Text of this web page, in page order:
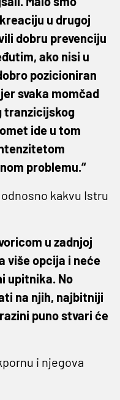
u drugoj
dobru prevenciju
ako nisi u
pozicioniran
svaka momčad
tranzicijskog
ide u tom
problemu.“
kakvu Istru
u zadnjoj
više opcija i neće
upitnika. No
na njih, najbitniji
puno stvari će
i njegova